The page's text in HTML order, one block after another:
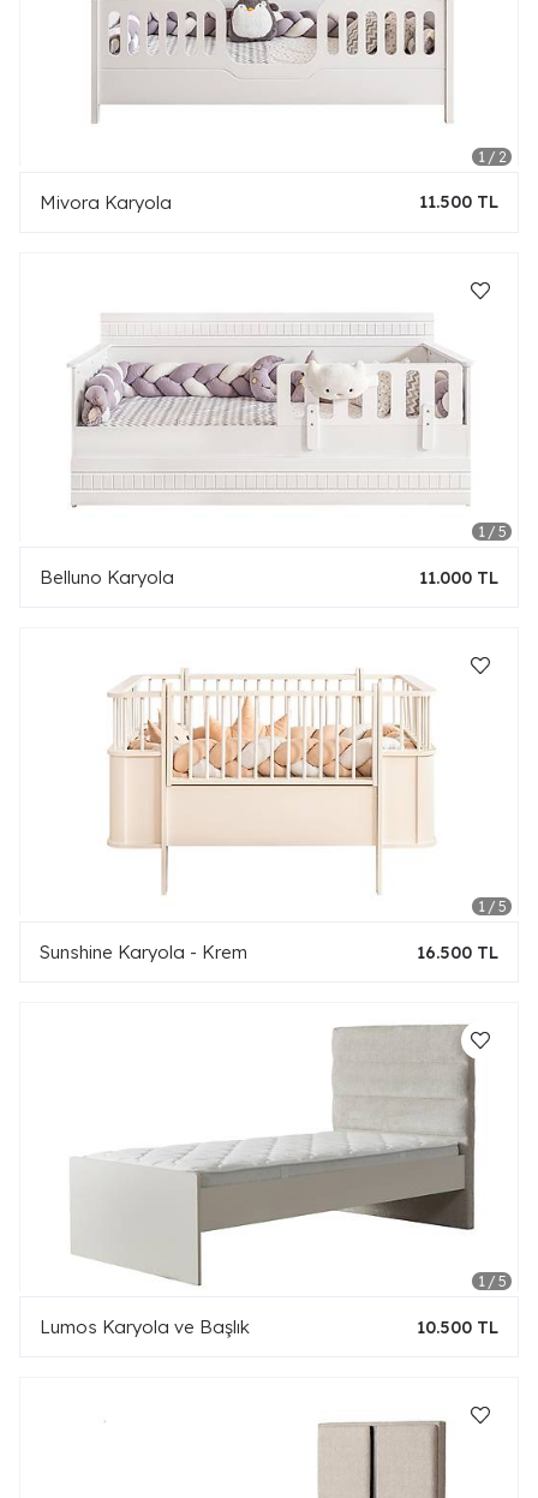
Mivora Karyola 11.500 TL
Belluno Karyola 11.000 TL
Sunshine Karyola - Krem 16.500 TL
Lumos Karyola ve Başlık 10.500 TL